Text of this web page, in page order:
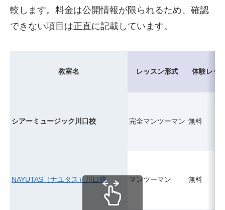
較します。料金は公開情報が限られるため、確認
できない項目は正直に記載しています。
教室名 レッスン形式 体験レッ
シアーミュージック川口校 完全マンツーマン 無料
NAYUTAS（ナユタス）川口校 マンツーマン 無料